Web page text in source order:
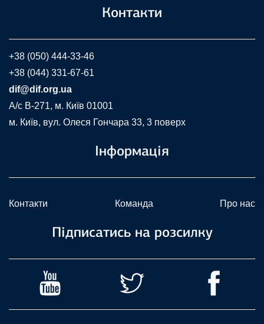
Контакти
+38 (050) 444-33-46
+38 (044) 331-67-61
dif@dif.org.ua
A/c В-271, м. Київ 01001
м. Київ, вул. Олеся Гончара 33, 3 поверх
Інформація
Контакти Команда Про нас
Підписатись на розсилку